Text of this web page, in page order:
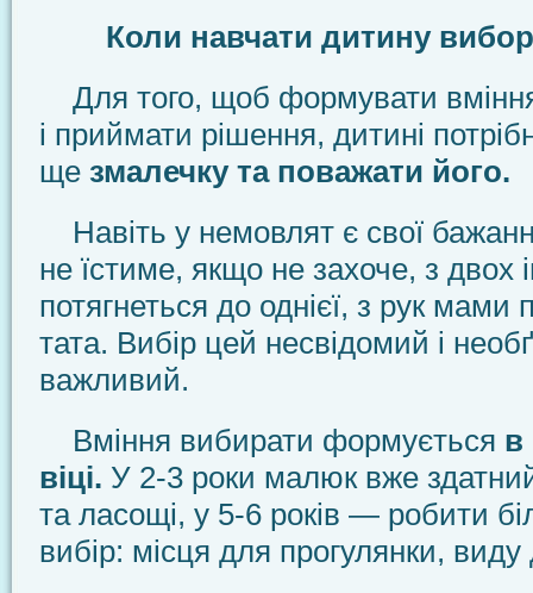
Коли навчати дитину
Для того, щоб формувати
і приймати рішення, дитині
ще змалечку та поважати його.
Навіть у немовлят є свої
не їстиме, якщо не захоче, з двох
потягнеться до однієї, з рук мами
тата. Вибір цей несвідомий і
важливий.
Вміння вибирати формується в
віці. У 2-3 роки малюк вже
та ласощі, у 5-6 років — робити
вибір: місця для прогулянки, виду